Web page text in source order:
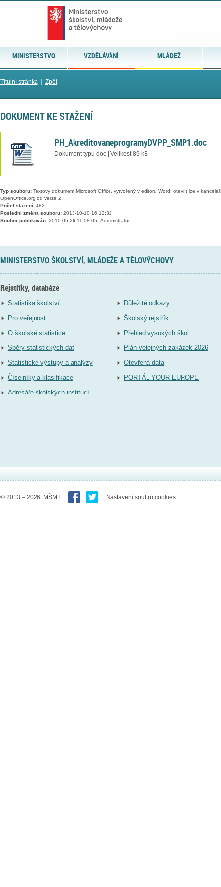
MINISTERSTVO VZDĚLÁVÁNÍ MLÁDEŽ
Titulní stránka| Zpět
DOKUMENT KE STAŽENÍ
PH_AkreditovaneprogramyDVPP_SMP1.doc
Dokument typu doc | Velikost 89 kB
Typ souboru:Textový dokument Microsoft Office, vytvořený v editoru Word, otevřít lze v
OpenOffice.org od verze 2.
Počet stažení:482
Poslední změna souboru:2013-10-10 16:12:32
Soubor publikován:2010-05-26 11:08:05, Administrator
MINISTERSTVO ŠKOLSTVÍ, MLÁDEŽE A TĚLOVÝCHOVY
Rejstříky, databáze
Statistika školství
Pro veřejnost
O školské statistice
Sběry statistických dat
Statistické výstupy a analýzy
Číselníky a klasifikace
Adresáře školských institucí
Důležité odkazy
Školský rejstřík
Přehled vysokých škol
Plán veřejných zakázek 2026
Otevřená data
PORTÁL YOUR EUROPE
© 2013 – 2026 MŠMT Nastavení soubrů cookies